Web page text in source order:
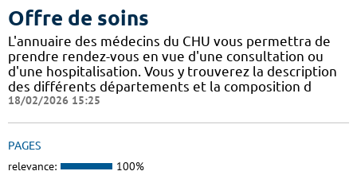
Offre de soins
L'annuaire des médecins du CHU vous permettra de
prendre rendez-vous en vue d'une consultation ou
d'une hospitalisation. Vous y trouverez la description
des différents départements et la composition d
18/02/2026 15:25
PAGES
relevance: 100%